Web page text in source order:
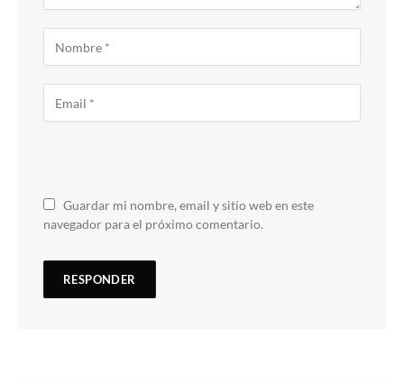
Guardar mi nombre, email y sitio web en este
navegador para el próximo comentario.